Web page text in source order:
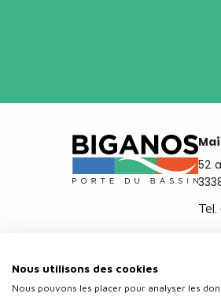
52
Tel.
Nous utilisons des cookies
Nous pouvons les placer pour analyser les